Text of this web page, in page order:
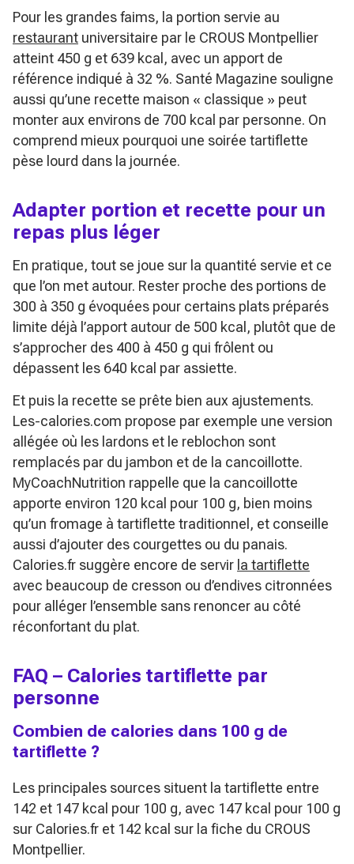
Pour les grandes faims, la portion servie au
restaurant universitaire par le CROUS Montpellier
atteint 450 g et 639 kcal, avec un apport de
référence indiqué à 32 %. Santé Magazine souligne
aussi qu’une recette maison « classique » peut
monter aux environs de 700 kcal par personne. On
comprend mieux pourquoi une soirée tartiflette
pèse lourd dans la journée.
Adapter portion et recette pour un
repas plus léger
En pratique, tout se joue sur la quantité servie et ce
que l’on met autour. Rester proche des portions de
300 à 350 g évoquées pour certains plats préparés
limite déjà l’apport autour de 500 kcal, plutôt que de
s’approcher des 400 à 450 g qui frôlent ou
dépassent les 640 kcal par assiette.
Et puis la recette se prête bien aux ajustements.
Les-calories.com propose par exemple une version
allégée où les lardons et le reblochon sont
remplacés par du jambon et de la cancoillotte.
MyCoachNutrition rappelle que la cancoillotte
apporte environ 120 kcal pour 100 g, bien moins
qu’un fromage à tartiflette traditionnel, et conseille
aussi d’ajouter des courgettes ou du panais.
Calories.fr suggère encore de servir la tartiflette
avec beaucoup de cresson ou d’endives citronnées
pour alléger l’ensemble sans renoncer au côté
réconfortant du plat.
FAQ – Calories tartiflette par
personne
Combien de calories dans 100 g de
tartiflette ?
Les principales sources situent la tartiflette entre
142 et 147 kcal pour 100 g, avec 147 kcal pour 100 g
sur Calories.fr et 142 kcal sur la fiche du CROUS
Montpellier.